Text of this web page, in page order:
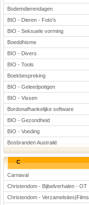
Bodemdierendagen
BIO - Dieren - Foto's
BIO - Seksuele vorming
Boeddhisme
BIO - Divers
BIO - Tools
Boekbespreking
BIO - Geleedpotigen
BIO - Vissen
Bordonafhankelijke software
BIO - Gezondheid
BIO - Voeding
Bosbranden Australië
C
Carnaval
Christendom - Bijbelverhalen - OT
Christendom - Verzamelsites|Films